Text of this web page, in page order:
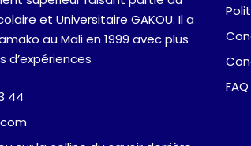
et Universitaire GAKOU. Il a
au Mali en 1999 avec plus
d’expériences
44
FAQ